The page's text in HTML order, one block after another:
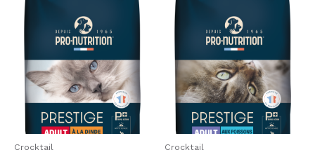
Crocktail
precios:
desde
19.90€
hasta
58.90€
producto
tiene
variantes.
pueden
Crocktail
precios:
desde
21.50€
hasta
59.90€
tiene
Las